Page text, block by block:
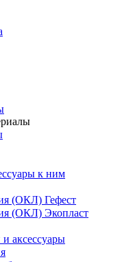
к ним
(ОКЛ) Гефест
(ОКЛ) Экопласт
аксессуары